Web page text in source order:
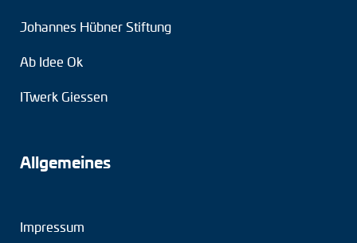
Johannes Hübner Stiftung
Ab Idee Ok
ITwerk Giessen
Allgemeines
Impressum